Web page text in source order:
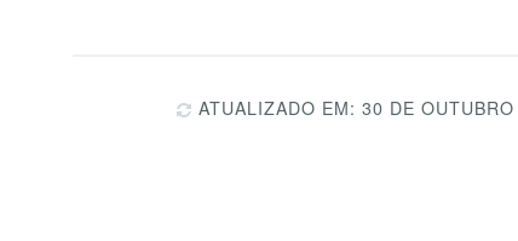
ATUALIZADO EM: 30 DE